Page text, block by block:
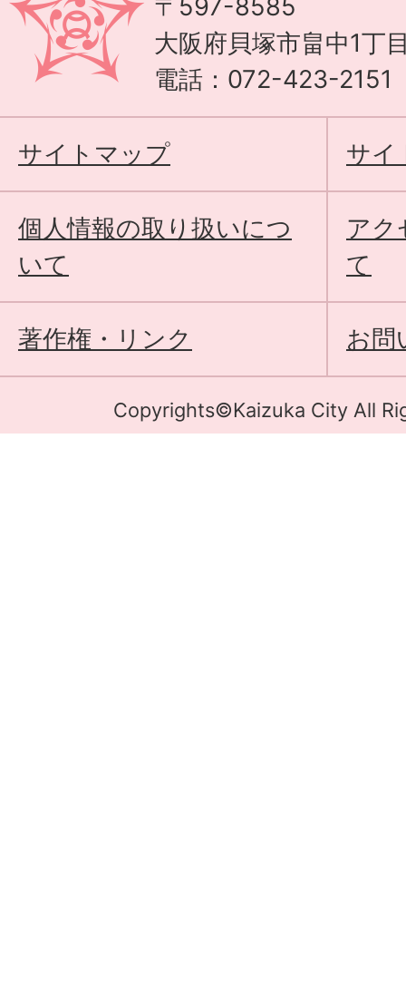
〒597-8585
大阪府貝塚市畠中1丁
電話：072-423-2151
サイトマップ サイ
個人情報の取り扱いにつ
いて
アク
て
著作権・リンク お問
Copyrights©Kaizuka City All